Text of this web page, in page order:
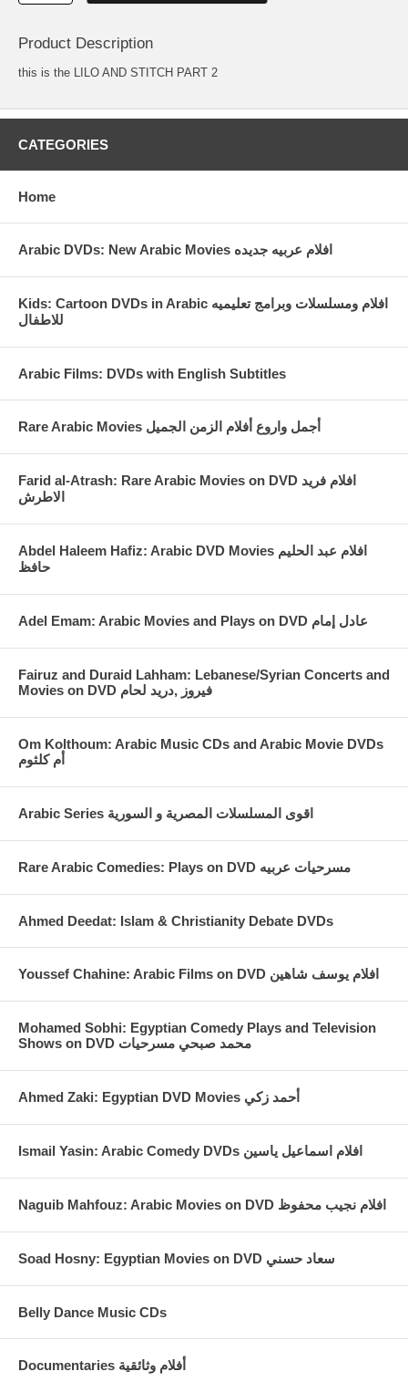
Product Description
this is the LILO AND STITCH PART 2
CATEGORIES
Home
Arabic DVDs: New Arabic Movies افلام عربيه جديده
Kids: Cartoon DVDs in Arabic افلام ومسلسلات وبرامج تعليميه
للاطفال
Arabic Films: DVDs with English Subtitles
Rare Arabic Movies أجمل واروع أفلام الزمن الجميل
Farid al-Atrash: Rare Arabic Movies on DVD افلام فريد
الاطرش
Abdel Haleem Hafiz: Arabic DVD Movies افلام عبد الحليم
حافظ
Fairuz and Duraid Lahham: Lebanese/Syrian Concerts and
Movies on DVD فيروز ,دريد لحام
Om Kolthoum: Arabic Music CDs and Arabic Movie DVDs
أم كلثوم
Arabic Series اقوى المسلسلات المصرية و السورية
Rare Arabic Comedies: Plays on DVD مسرحيات عربيه
Ahmed Deedat: Islam & Christianity Debate DVDs
Youssef Chahine: Arabic Films on DVD افلام يوسف شاهين
Mohamed Sobhi: Egyptian Comedy Plays and Television
Shows on DVD محمد صبحي مسرحيات
Ahmed Zaki: Egyptian DVD Movies أحمد زكي
Ismail Yasin: Arabic Comedy DVDs افلام اسماعيل ياسين
Naguib Mahfouz: Arabic Movies on DVD افلام نجيب محفوظ
Soad Hosny: Egyptian Movies on DVD سعاد حسني
Belly Dance Music CDs
Documentaries أفلام وثائقية